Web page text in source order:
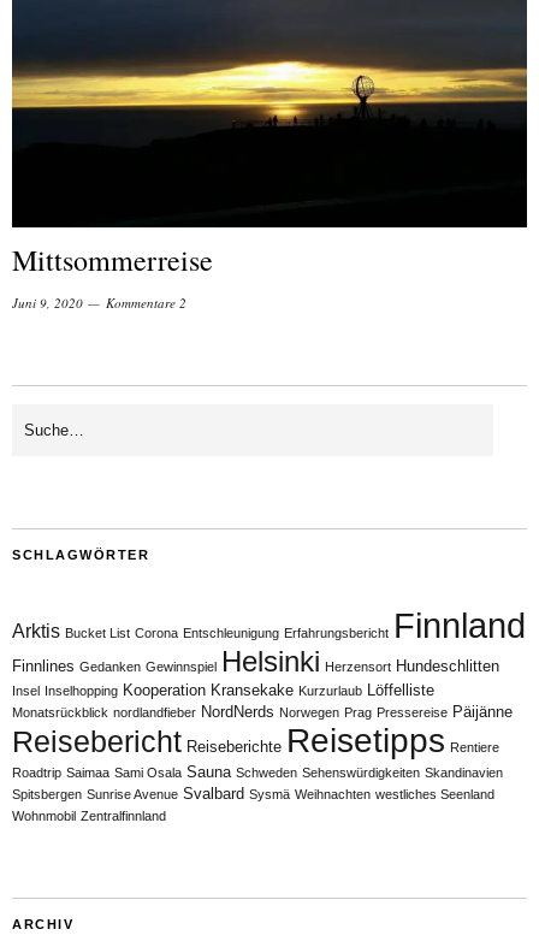
Mittsommerreise
Juni 9, 2020 Kommentare 2
SCHLAGWÖRTER
Arktis Bucket List Corona Entschleunigung Erfahrungsbericht Finnland
Finnlines Gedanken Gewinnspiel Helsinki Herzensort Hundeschlitten
Insel Inselhopping Kooperation Kransekake Kurzurlaub Löffelliste
Monatsrückblick nordlandfieber NordNerds Norwegen Prag Pressereise Päijänne
Reisebericht Reiseberichte Reisetipps Rentiere
Roadtrip Saimaa Sami Osala Sauna Schweden Sehenswürdigkeiten Skandinavien
Spitsbergen Sunrise Avenue Svalbard Sysmä Weihnachten westliches Seenland
Wohnmobil Zentralfinnland
ARCHIV